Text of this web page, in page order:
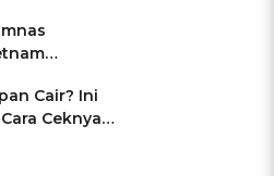
di Pakansari
Cair? Ini
Ceknya